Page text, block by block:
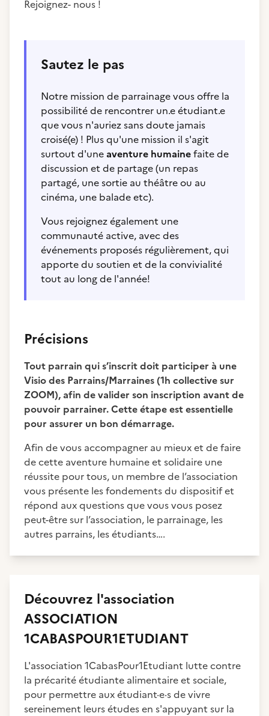
Rejoignez- nous !
Sautez le pas
Notre mission de parrainage vous offre la
possibilité de rencontrer un.e étudiant.e
que vous n'auriez sans doute jamais
croisé(e) ! Plus qu'une mission il s'agit
surtout d'uneaventure humainefaite de
discussion et de partage (un repas
partagé, une sortie au théâtre ou au
cinéma, une balade etc).
Vous rejoignez également une
communauté active, avec des
événements proposés régulièrement, qui
apporte du soutien et de la convivialité
tout au long de l'année!
Précisions
Tout parrain qui s’inscrit doit participer à une
Visio des Parrains/Marraines (1h collective sur
ZOOM), afin de valider son inscription avant de
pouvoir parrainer. Cette étape est essentielle
pour assurer un bon démarrage.
Afin de vous accompagner au mieux et de faire
de cette aventure humaine et solidaire une
réussite pour tous, un membre de l’association
vous présente les fondements du dispositif et
répond aux questions que vous vous posez
peut-être sur l’association, le parrainage, les
autres parrains, les étudiants….
Découvrez l'association
ASSOCIATION
1CABASPOUR1ETUDIANT
L'association 1CabasPour1Etudiant lutte contre
la précarité étudiante alimentaire et sociale,
pour permettre aux étudiant·e·s de vivre
sereinement leurs études en s'appuyant sur la